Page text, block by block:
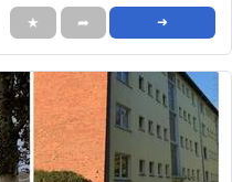
★ ➦ ➜